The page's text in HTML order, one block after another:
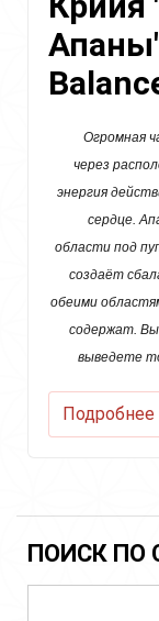
Огромная
через
энергия
сердце.
области под
создаёт
обеими
содержат. Вы
выведете
Подробнее
Крийя
Апаны"
(Prana
Apana
Balance)
ПОИСК ПО